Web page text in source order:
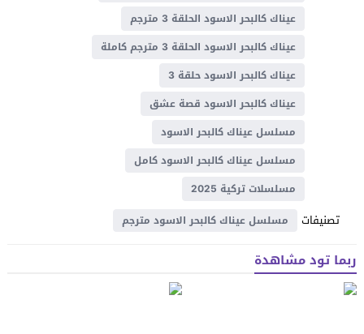
عيناك كالبحر الاسود الحلقة 3 مترجم
عيناك كالبحر الاسود الحلقة 3 مترجم كاملة
عيناك كالبحر الاسود حلقة 3
عيناك كالبحر الاسود قصة عشق
مسلسل عيناك كالبحر الاسود
مسلسل عيناك كالبحر الاسود كامل
مسلسلات تركية 2025
تصنيفات مسلسل عيناك كالبحر الاسود مترجم
ربما تود مشاهدة